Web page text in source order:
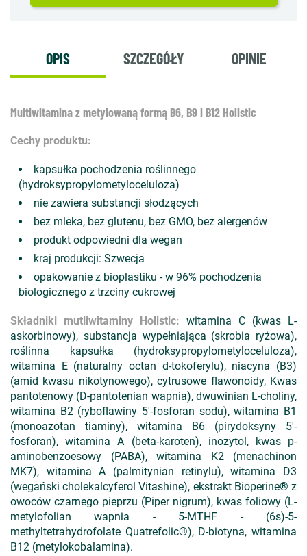
OPIS SZCZEGÓŁY OPINIE
Multiwitamina z metylowaną formą B6, B9 i B12 Holistic
Cechy produktu:
kapsułka pochodzenia roślinnego
(hydroksypropylometyloceluloza)
nie zawiera substancji słodzących
bez mleka, bez glutenu, bez GMO, bez alergenów
produkt odpowiedni dla wegan
kraj produkcji: Szwecja
opakowanie z bioplastiku - w 96% pochodzenia
biologicznego z trzciny cukrowej
Składniki mutliwitaminy Holistic: witamina C (kwas L-
askorbinowy), substancja wypełniająca (skrobia ryżowa),
roślinna kapsułka (hydroksypropylometyloceluloza),
witamina E (naturalny octan d-tokoferylu), niacyna (B3)
(amid kwasu nikotynowego), cytrusowe flawonoidy, Kwas
pantotenowy (D-pantotenian wapnia), dwuwinian L-choliny,
witamina B2 (ryboflawiny 5'-fosforan sodu), witamina B1
(monoazotan tiaminy), witamina B6 (pirydoksyny 5'-
fosforan), witamina A (beta-karoten), inozytol, kwas p-
aminobenzoesowy (PABA), witamina K2 (menachinon
MK7), witamina A (palmitynian retinylu), witamina D3
(wegański cholekalcyferol Vitashine), ekstrakt Bioperine® z
owoców czarnego pieprzu (Piper nigrum), kwas foliowy (L-
metylofolian wapnia - 5-MTHF - (6s)-5-
methyltetrahydrofolate Quatrefolic®), D-biotyna, witamina
B12 (metylokobalamina).